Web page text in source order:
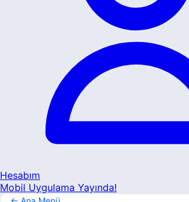
Hesabım
Mobil Uygulama Yayında!